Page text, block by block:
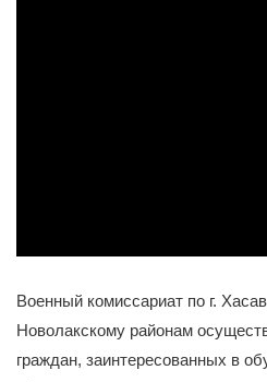
Военный комиссариат по г.
Новолакскому районам
граждан, заинтересованных в